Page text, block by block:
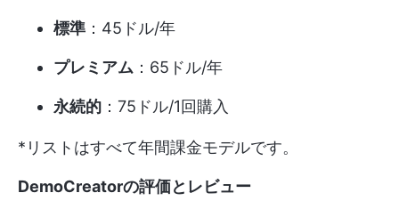
標準 ：45ドル/年
プレミアム ：65ドル/年
永続的 ：75ドル/1回購入
*リストはすべて年間課金モデルです。
DemoCreatorの評価とレビュー